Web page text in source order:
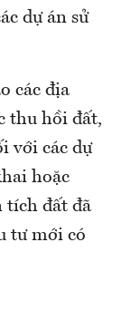
dự án sử
các địa
thu hồi đất,
với các dự
hoặc
tích đất đã
tư mới có